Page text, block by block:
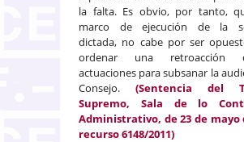
la falta. Es obvio, por tanto,
marco de ejecución de la
dictada, no cabe por ser
ordenar una retroacción
actuaciones para subsanar la
Consejo. (Sentencia del
Supremo, Sala de lo
Administrativo, de 23 de mayo
recurso 6148/2011)